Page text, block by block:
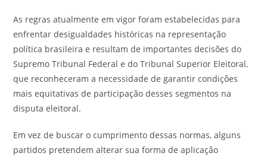
As regras atualmente em vigor foram estabelecidas para
enfrentar desigualdades históricas na representação
política brasileira e resultam de importantes decisões do
Supremo Tribunal Federal e do Tribunal Superior Eleitoral,
que reconheceram a necessidade de garantir condições
mais equitativas de participação desses segmentos na
disputa eleitoral.
Em vez de buscar o cumprimento dessas normas, alguns
partidos pretendem alterar sua forma de aplicação